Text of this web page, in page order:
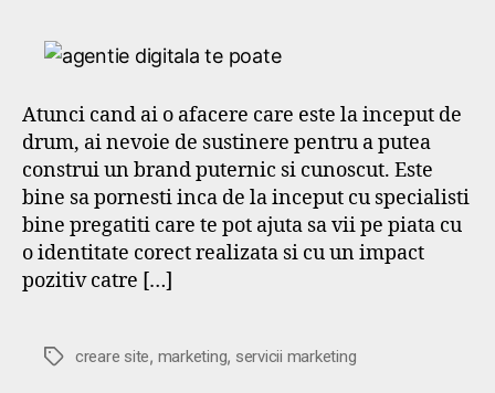
Atunci cand ai o afacere care este la inceput de
drum, ai nevoie de sustinere pentru a putea
construi un brand puternic si cunoscut. Este
bine sa pornesti inca de la inceput cu specialisti
bine pregatiti care te pot ajuta sa vii pe piata cu
o identitate corect realizata si cu un impact
pozitiv catre […]
Etichetecreare site, marketing, servicii marketing